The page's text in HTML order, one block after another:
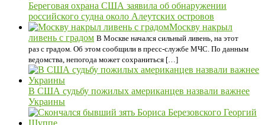
Береговая охрана США заявила об обнаружении
российского судна около Алеутских островов
Москву накрыл
ливень с градом В Москве начался сильный ливень, на этот
раз с градом. Об этом сообщили в пресс-службе МЧС. По данным
ведомства, непогода может сохраниться […]
В США судьбу пожилых американцев назвали важнее
Украины